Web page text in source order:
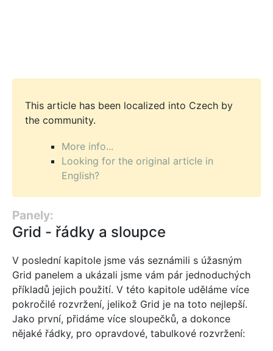
This article has been localized into Czech by
the community.
More info...
Looking for the original article in
English?
Panely:
Grid - řádky a sloupce
V poslední kapitole jsme vás seznámili s úžasným
Grid panelem a ukázali jsme vám pár jednoduchých
příkladů jejich použití. V této kapitole uděláme více
pokročilé rozvržení, jelikož Grid je na toto nejlepší.
Jako první, přidáme více sloupečků, a dokonce
nějaké řádky, pro opravdové, tabulkové rozvržení: